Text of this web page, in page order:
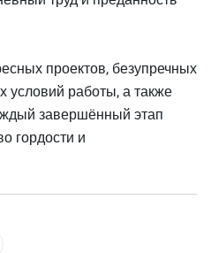
проектов, безупречных
условий работы, а также
завершённый этап
гордости и